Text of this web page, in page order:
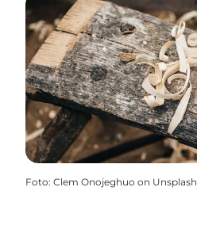
Foto: Clem Onojeghuo on Unsplash